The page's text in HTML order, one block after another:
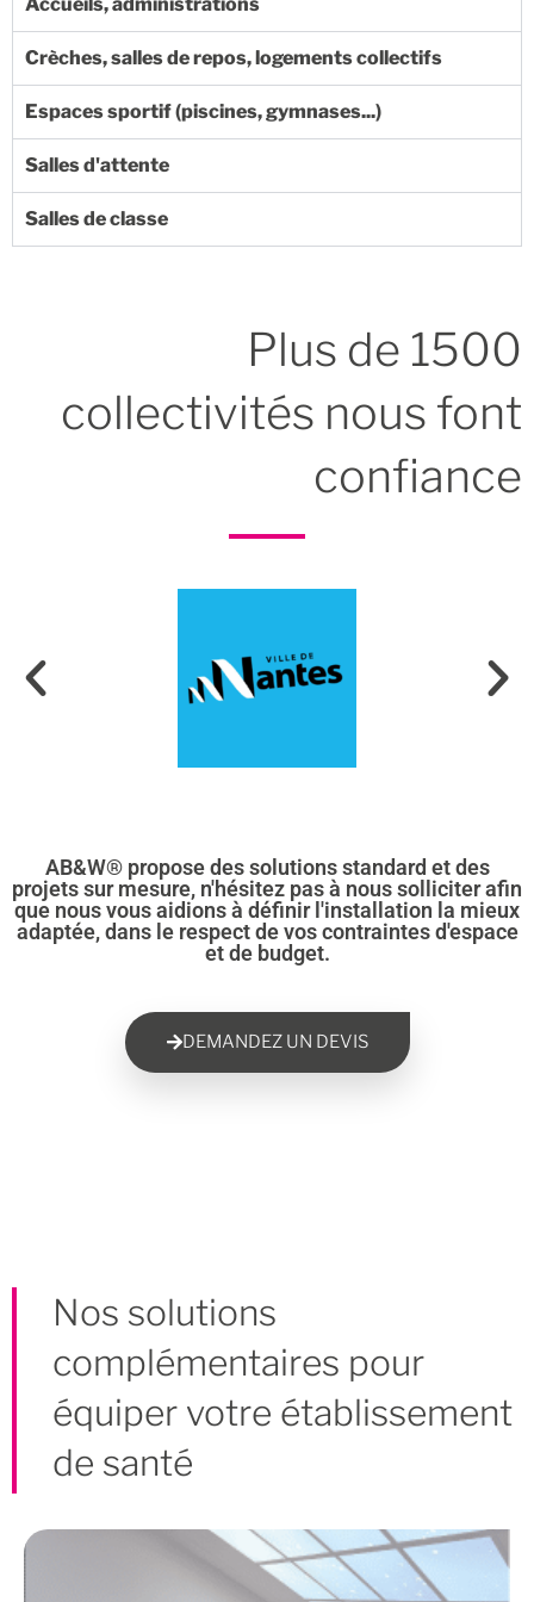
Accueils, administrations
Crèches, salles de repos, logements collectifs
Espaces sportif (piscines, gymnases...)
Salles d'attente
Salles de classe
Plus de 1500
collectivités nous font
confiance
AB&W® propose des solutions standard et des
projets sur mesure, n'hésitez pas à nous solliciter afin
que nous vous aidions à définir l'installation la mieux
adaptée, dans le respect de vos contraintes d'espace
et de budget.
DEMANDEZ UN DEVIS
Nos solutions
complémentaires pour
équiper votre établissement
de santé